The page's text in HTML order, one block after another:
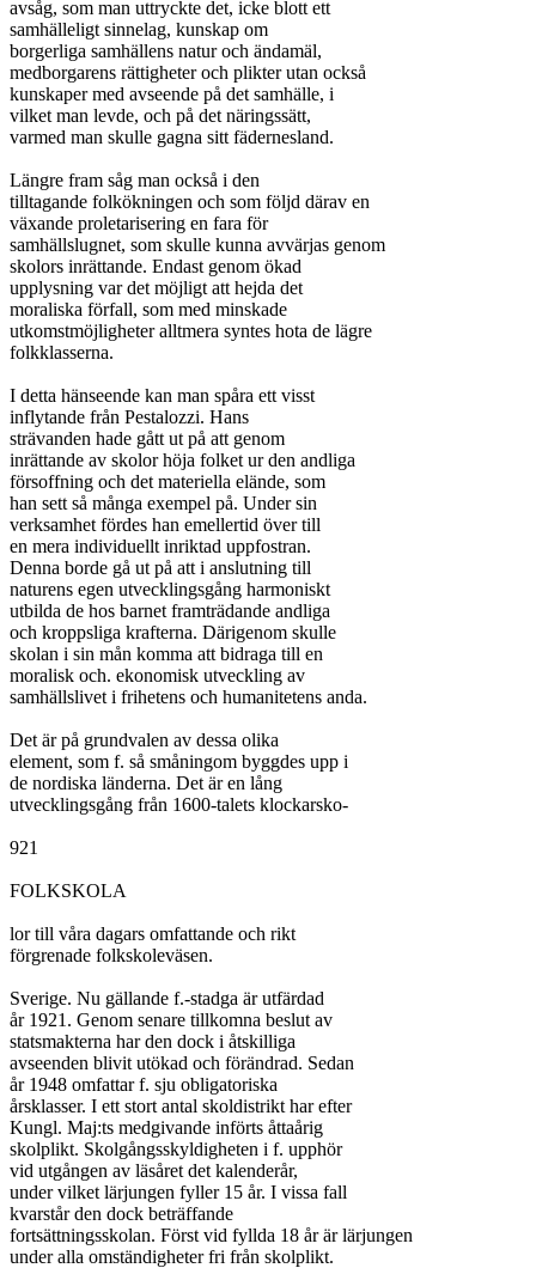
avsåg, som man uttryckte det, icke blott ett
samhälleligt sinnelag, kunskap om
borgerliga samhällens natur och ändamäl,
medborgarens rättigheter och plikter utan också
kunskaper med avseende på det samhälle, i
vilket man levde, och på det näringssätt,
varmed man skulle gagna sitt fädernesland.
Längre fram såg man också i den
tilltagande folkökningen och som följd därav en
växande proletarisering en fara för
samhällslugnet, som skulle kunna avvärjas genom
skolors inrättande. Endast genom ökad
upplysning var det möjligt att hejda det
moraliska förfall, som med minskade
utkomstmöjligheter alltmera syntes hota de lägre
folkklasserna.
I detta hänseende kan man spåra ett visst
inflytande från Pestalozzi. Hans
strävanden hade gått ut på att genom
inrättande av skolor höja folket ur den andliga
försoffning och det materiella elände, som
han sett så många exempel på. Under sin
verksamhet fördes han emellertid över till
en mera individuellt inriktad uppfostran.
Denna borde gå ut på att i anslutning till
naturens egen utvecklingsgång harmoniskt
utbilda de hos barnet framträdande andliga
och kroppsliga krafterna. Därigenom skulle
skolan i sin mån komma att bidraga till en
moralisk och. ekonomisk utveckling av
samhällslivet i frihetens och humanitetens anda.
Det är på grundvalen av dessa olika
element, som f. så småningom byggdes upp i
de nordiska länderna. Det är en lång
utvecklingsgång från 1600-talets klockarsko-
921
FOLKSKOLA
lor till våra dagars omfattande och rikt
förgrenade folkskoleväsen.
Sverige. Nu gällande f.-stadga är utfärdad
år 1921. Genom senare tillkomna beslut av
statsmakterna har den dock i åtskilliga
avseenden blivit utökad och förändrad. Sedan
år 1948 omfattar f. sju obligatoriska
årsklasser. I ett stort antal skoldistrikt har efter
Kungl. Maj:ts medgivande införts åttaårig
skolplikt. Skolgångsskyldigheten i f. upphör
vid utgången av läsåret det kalenderår,
under vilket lärjungen fyller 15 år. I vissa fall
kvarstår den dock beträffande
fortsättningsskolan. Först vid fyllda 18 år är lärjungen
under alla omständigheter fri från skolplikt.